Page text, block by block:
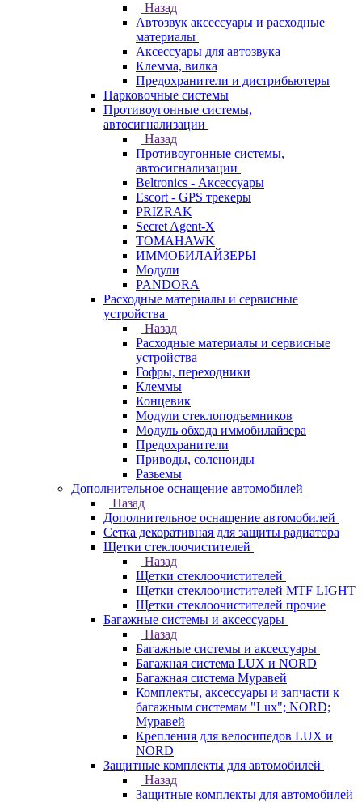
Назад
Автозвук аксессуары и расходные
материалы
Аксессуары для автозвука
Клемма, вилка
Предохранители и дистрибьютеры
Парковочные системы
Противоугонные системы,
автосигнализации
Назад
Противоугонные системы,
автосигнализации
Beltronics - Аксессуары
Escort - GPS трекеры
PRIZRAK
Secret Agent-X
TOMAHAWK
ИММОБИЛАЙЗЕРЫ
Модули
PANDORA
Расходные материалы и сервисные
устройства
Назад
Расходные материалы и сервисные
устройства
Гофры, переходники
Клеммы
Концевик
Модули стеклоподъемников
Модуль обхода иммобилайзера
Предохранители
Приводы, соленоиды
Разьемы
Дополнительное оснащение автомобилей
Назад
Дополнительное оснащение автомобилей
Сетка декоративная для защиты радиатора
Щетки стеклоочистителей
Назад
Щетки стеклоочистителей
Щетки стеклоочистителей MTF LIGHT
Щетки стеклоочистителей прочие
Багажные системы и аксессуары
Назад
Багажные системы и аксессуары
Багажная система LUX и NORD
Багажная система Муравей
Комплекты, аксессуары и запчасти к
багажным системам "Lux"; NORD;
Муравей
Крепления для велосипедов LUX и
NORD
Защитные комплекты для автомобилей
Назад
Защитные комплекты для автомобилей